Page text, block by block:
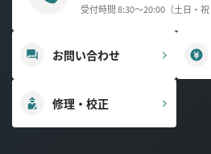
受付時間 8:30～20:00（土日・祝
お問い合わせ
修理・校正